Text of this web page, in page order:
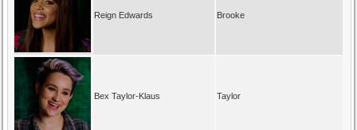
Reign Edwards Brooke
Bex Taylor-Klaus Taylor